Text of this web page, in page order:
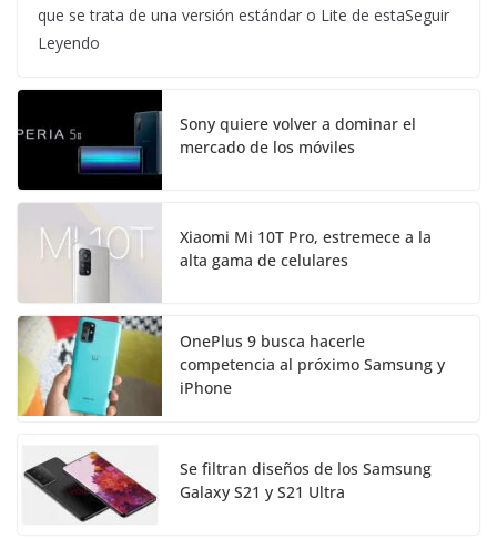
que se trata de una versión estándar o Lite de estaSeguir
Leyendo
Sony quiere volver a dominar el
mercado de los móviles
Xiaomi Mi 10T Pro, estremece a la
alta gama de celulares
OnePlus 9 busca hacerle
competencia al próximo Samsung y
iPhone
Se filtran diseños de los Samsung
Galaxy S21 y S21 Ultra